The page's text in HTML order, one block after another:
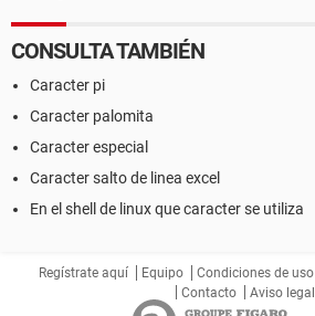
CONSULTA TAMBIÉN
Caracter pi
Caracter palomita
Caracter especial
Caracter salto de linea excel
En el shell de linux que caracter se utiliza
Regístrate aquí Equipo Condiciones de uso
Contacto
Aviso legal